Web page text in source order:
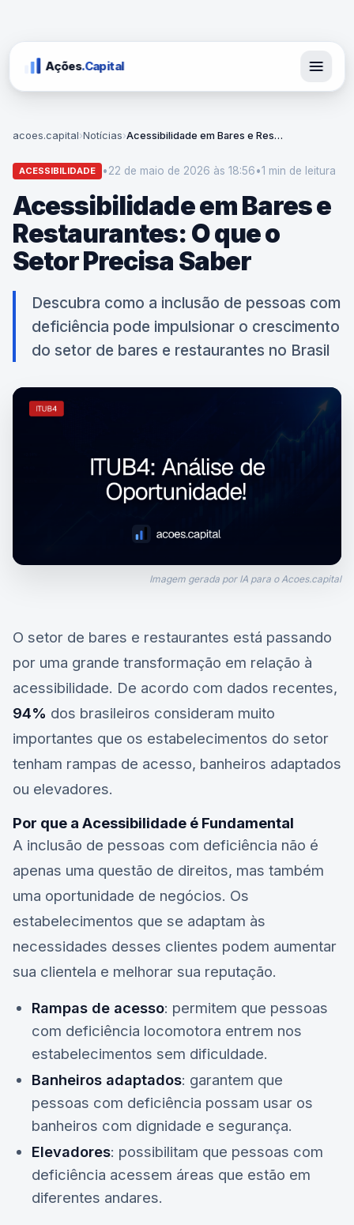
Ações.Capital
acoes.capital›Notícias› Acessibilidade em Bares e Restaurantes: O que o Setor Precisa Saber
ACESSIBILIDADE •22 de maio de 2026 às 18:56•1 min de leitura
Acessibilidade em Bares e
Restaurantes: O que o
Setor Precisa Saber
Descubra como a inclusão de pessoas com
deficiência pode impulsionar o crescimento
do setor de bares e restaurantes no Brasil
Imagem gerada por IA para o Acoes.capital
O setor de bares e restaurantes está passando
por uma grande transformação em relação à
acessibilidade. De acordo com dados recentes,
94% dos brasileiros consideram muito
importantes que os estabelecimentos do setor
tenham rampas de acesso, banheiros adaptados
ou elevadores.
Por que a Acessibilidade é Fundamental
A inclusão de pessoas com deficiência não é
apenas uma questão de direitos, mas também
uma oportunidade de negócios. Os
estabelecimentos que se adaptam às
necessidades desses clientes podem aumentar
sua clientela e melhorar sua reputação.
Rampas de acesso: permitem que pessoas
com deficiência locomotora entrem nos
estabelecimentos sem dificuldade.
Banheiros adaptados: garantem que
pessoas com deficiência possam usar os
banheiros com dignidade e segurança.
Elevadores: possibilitam que pessoas com
deficiência acessem áreas que estão em
diferentes andares.